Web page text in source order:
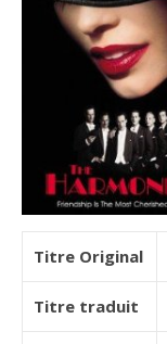
Titre Original
Titre traduit